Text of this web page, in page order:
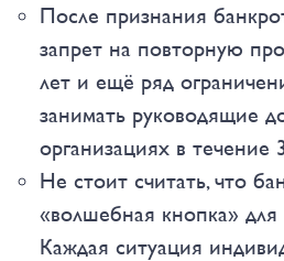
После признания
запрет на повторную
лет и ещё ряд
занимать руководящие
организациях в течение
Не стоит считать, что
«волшебная кнопка» для
Каждая ситуация